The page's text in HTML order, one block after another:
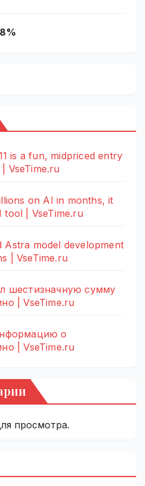
is a fun, midpriced entry
VseTime.ru
on AI in months, it
tool | VseTime.ru
Astra model development
| VseTime.ru
шестизначную сумму
| VseTime.ru
о
| VseTime.ru
просмотра.